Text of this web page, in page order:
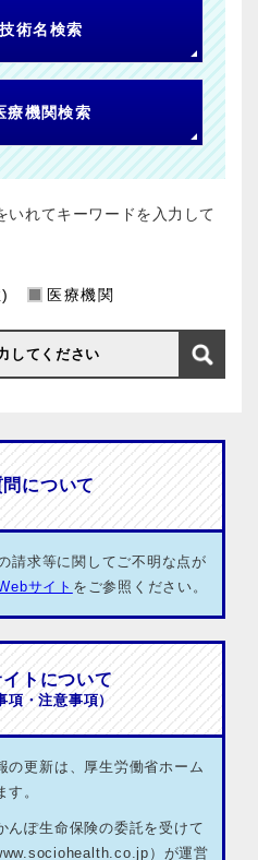
技術名検索
療機関検索
いれてキーワードを入力して
医療機関
について
請求等に関してご不明な点が
サイト をご参照ください。
トについて
項・注意事項）
の更新は、厚生労働省ホーム
。
んぽ生命保険の委託を受けて
）が運営